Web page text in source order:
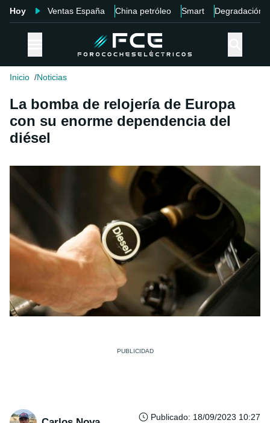
Hoy Ventas España China petróleo Smart Degradación
Inicio Noticias
La bomba de relojería de Europa
con su enorme dependencia del
diésel
Publicado: 18/09/2023 10:27